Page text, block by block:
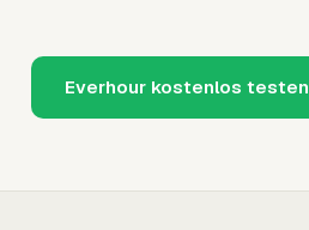
Everhour kostenlos testen